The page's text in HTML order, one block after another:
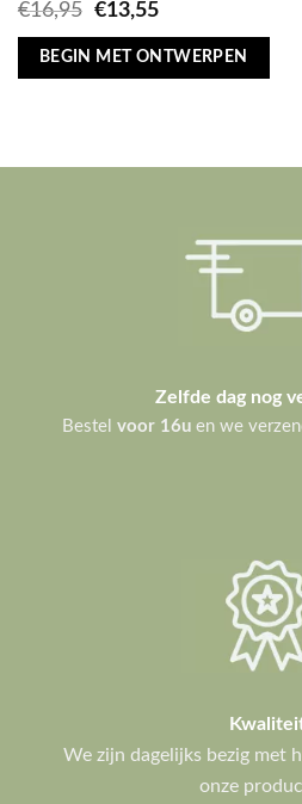
€16,95
Oorspronkelijke
was:
€13,55Huidige
is:
BEGIN MET ONTWERPEN
Zelfde dag nog
Bestel voor 16u en we
We zijn dagelijks bezig met
onze